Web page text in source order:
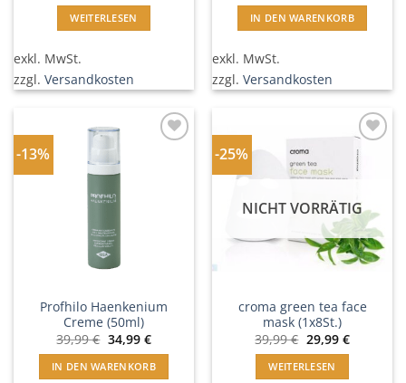
WEITERLESEN
exkl. MwSt.
zzgl. Versandkosten
IN DEN WARENKORB
exkl. MwSt.
zzgl. Versandkosten
-13%
Profhilo Haenkenium
Creme (50ml)
39,99€ Ursprünglicher
Preis
war:
39,99 €
34,99 €Aktueller
Preis
ist:
34,99 €.
IN DEN WARENKORB
-25%
In
Wunschliste
einfügen
NICHT VORRÄTIG
croma green tea face
mask (1x8St.)
39,99€ Ursprünglicher
Preis
war:
39,99 €
29,99 €Aktueller
Preis
WEITERLESEN